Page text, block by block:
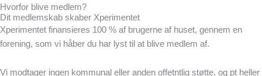
Hvorfor blive medlem?
Dit medlemskab skaber Xperimentet
Xperimentet finansieres 100 % af brugerne af huset, gennem en
forening, som vi håber du har lyst til at blive medlem af.
Vi modtager ingen kommunal eller anden offetntlig støtte, og pt heller